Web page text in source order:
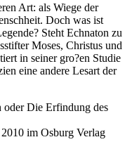
Art: als Wiege der
Doch was ist
Steht Echnaton zu
Moses, Christus und
in seiner gro?en Studie
eine andere Lesart der
oder Die Erfindung des
im Osburg Verlag